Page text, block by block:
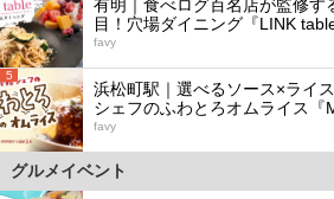
有明｜食べログ百名店が監修す
目！穴場ダイニング『LINK table
favy
5
浜松町駅｜選べるソース×ライ
シェフのふわとろオムライス『
favy
グルメイベント